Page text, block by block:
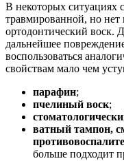
В некоторых ситуациях
травмированной, но нет
ортодонтический воск.
дальнейшее
воспользоваться
свойствам мало чем
парафин;
пчелиный воск;
ватный тампон,
больше подходит